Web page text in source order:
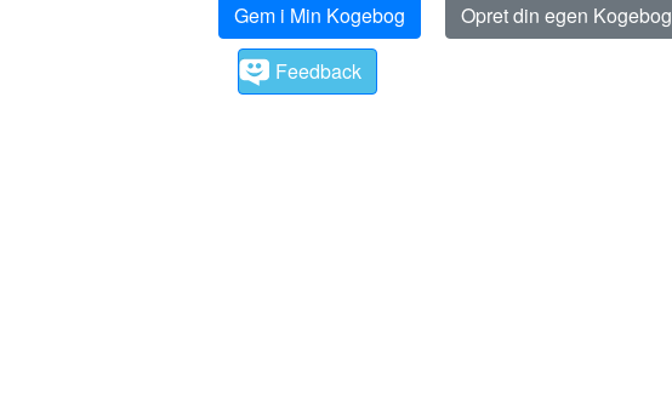
Gem i Min Kogebog Opret din egen Kogebog
Feedback